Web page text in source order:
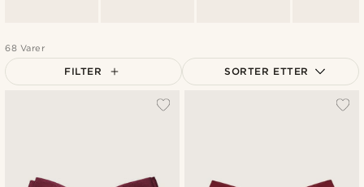
68 Varer
FILTER SORTER ETTER